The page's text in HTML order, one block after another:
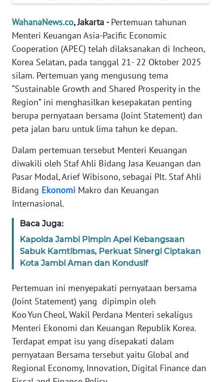
WahanaNews.co, Jakarta -Pertemuan tahunan
Menteri Keuangan Asia-Pacific Economic
Cooperation (APEC) telah dilaksanakan di Incheon,
Korea Selatan, pada tanggal 21- 22 Oktober 2025
silam. Pertemuan yang mengusung tema
“Sustainable Growth and Shared Prosperity in the
Region” ini menghasilkan kesepakatan penting
berupa pernyataan bersama (Joint Statement) dan
peta jalan baru untuk lima tahun ke depan.
Dalam pertemuan tersebut Menteri Keuangan
diwakili oleh Staf Ahli Bidang Jasa Keuangan dan
Pasar Modal, Arief Wibisono, sebagai Plt. Staf Ahli
Bidang Ekonomi Makro dan Keuangan
Internasional.
Baca Juga:
Kapolda Jambi Pimpin Apel Kebangsaan
Sabuk Kamtibmas, Perkuat Sinergi Ciptakan
Kota Jambi Aman dan Kondusif
Pertemuan ini menyepakati pernyataan bersama
(Joint Statement) yang dipimpin oleh
Koo Yun Cheol, Wakil Perdana Menteri sekaligus
Menteri Ekonomi dan Keuangan Republik Korea.
Terdapat empat isu yang disepakati dalam
pernyataan Bersama tersebut yaitu Global and
Regional Economy, Innovation, Digital Finance dan
Informasi
INDEKS
BERITA
KONTAK
KAMI
INFO
IKLAN
TENTANG
KAMI
PEDOMAN
MEDIA
SIBER
REDAKSI
KARIR
Wahana
News
Regional
WN
SUMUT
WN